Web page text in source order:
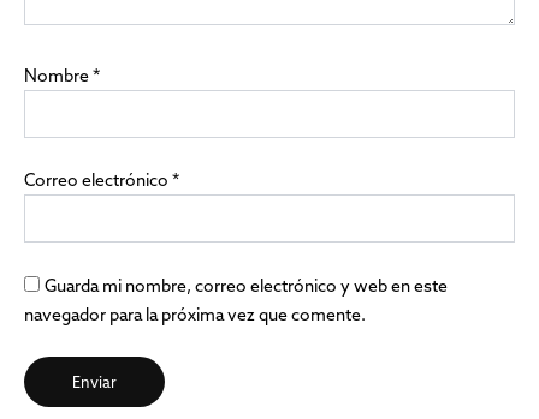
Nombre*
Correo electrónico *
Guarda mi nombre, correo electrónico y web en este
navegador para la próxima vez que comente.